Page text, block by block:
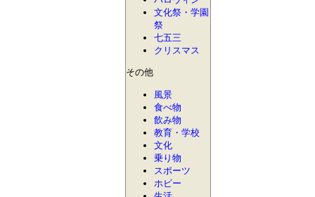
文化祭・学園
祭
七五三
クリスマス
その他
風景
食べ物
飲み物
教育・学校
文化
乗り物
スポーツ
ホビー